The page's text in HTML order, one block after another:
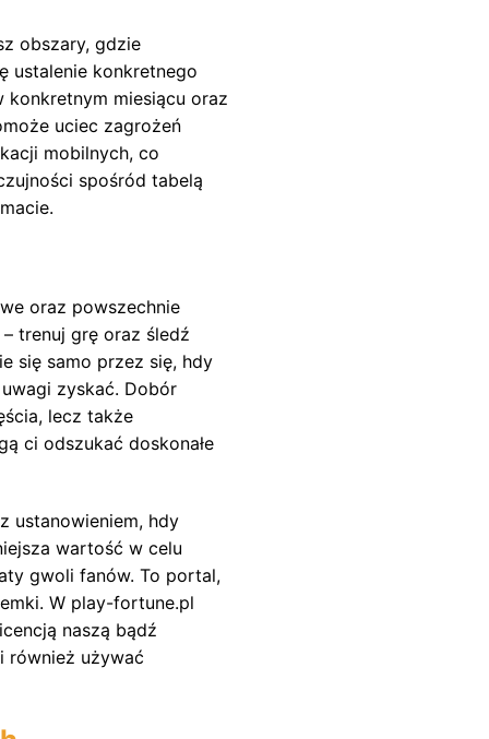
obszary, gdzie
ustalenie konkretnego
miesiącu oraz
uciec zagrożeń
mobilnych, co
spośród tabelą
oraz powszechnie
trenuj grę oraz śledź
się samo przez się, hdy
zyskać. Dobór
lecz także
ci odszukać doskonałe
ustanowieniem, hdy
wartość w celu
gwoli fanów. To portal,
W play-fortune.pl
naszą bądź
również używać